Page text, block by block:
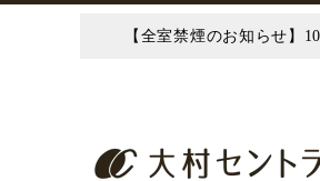
【全室禁煙のお知らせ】